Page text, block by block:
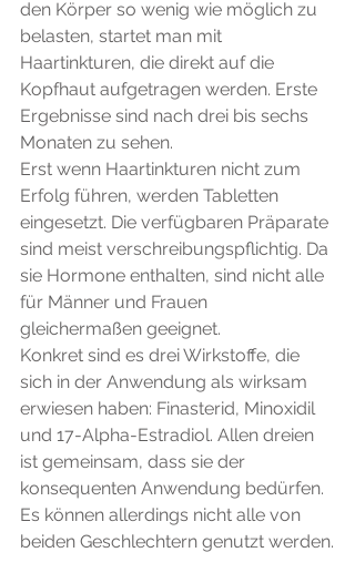
den Körper so wenig wie möglich zu
belasten, startet man mit
Haartinkturen, die direkt auf die
Kopfhaut aufgetragen werden. Erste
Ergebnisse sind nach drei bis sechs
Monaten zu sehen.
Erst wenn Haartinkturen nicht zum
Erfolg führen, werden Tabletten
eingesetzt. Die verfügbaren Präparate
sind meist verschreibungspflichtig. Da
sie Hormone enthalten, sind nicht alle
für Männer und Frauen
gleichermaßen geeignet.
Konkret sind es drei Wirkstoffe, die
sich in der Anwendung als wirksam
erwiesen haben: Finasterid, Minoxidil
und 17-Alpha-Estradiol. Allen dreien
ist gemeinsam, dass sie der
konsequenten Anwendung bedürfen.
Es können allerdings nicht alle von
beiden Geschlechtern genutzt werden.